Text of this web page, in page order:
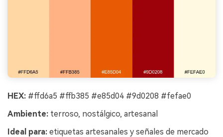
HEX: #ffd6a5 #ffb385 #e85d04 #9d0208 #fefae0
Ambiente: terroso, nostálgico, artesanal
Ideal para: etiquetas artesanales y señales de mercado